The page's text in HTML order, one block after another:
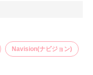
Navision(ナビジョン)